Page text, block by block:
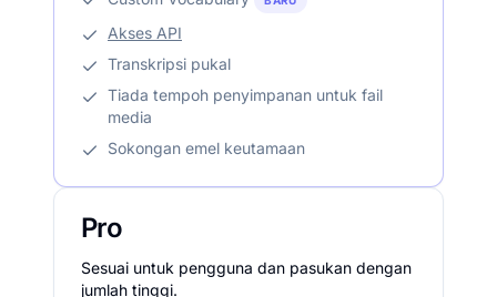
Akses API
Transkripsi pukal
Tiada tempoh penyimpanan untuk fail
media
Sokongan emel keutamaan
Pro
Sesuai untuk pengguna dan pasukan dengan
jumlah tinggi.